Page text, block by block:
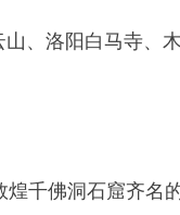
、洛阳白马寺、
煌千佛洞石窟齐名